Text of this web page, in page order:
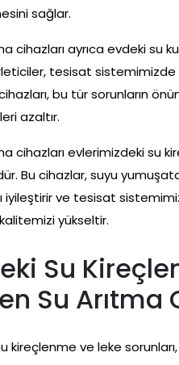
sağlar.
cihazları ayrıca evdeki su
tesisat sistemimizde
bu tür sorunların
azaltır.
cihazları evlerimizdeki su
Bu cihazlar, suyu
iyileştirir ve tesisat
yükseltir.
Su
Su Arıtma
kireçlenme ve leke